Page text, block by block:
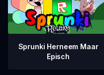
Sprunki Herneem Maar
Episch